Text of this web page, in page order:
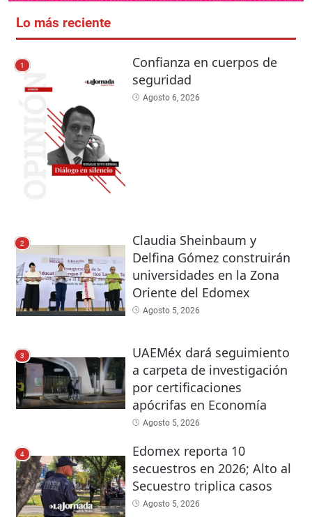
Lo más reciente
1
Confianza en cuerpos de
seguridad
Agosto 6, 2026
2
Claudia Sheinbaum y
Delfina Gómez construirán
universidades en la Zona
Oriente del Edomex
Agosto 5, 2026
3
UAEMéx dará seguimiento
a carpeta de investigación
por certificaciones
apócrifas en Economía
Agosto 5, 2026
4
Edomex reporta 10
secuestros en 2026; Alto al
Secuestro triplica casos
Agosto 5, 2026